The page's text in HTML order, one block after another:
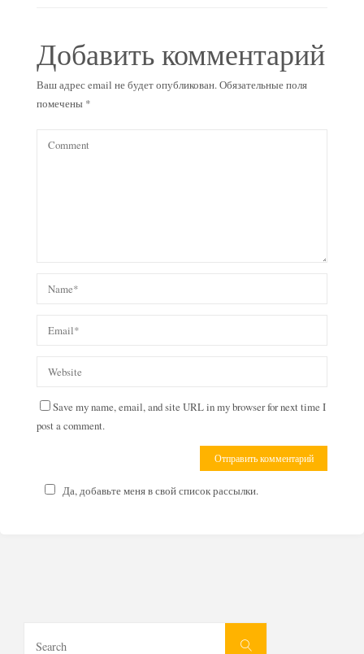
Добавить комментарий
Ваш адрес email не будет опубликован.Обязательные поля
помечены *
Save my name, email, and site URL in my browser for next time I
post a comment.
Да, добавьте меня в свой список рассылки.
Search